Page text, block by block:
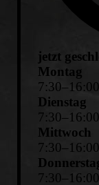
jetzt
Montag
7:30–16:00
Dienstag
7:30–16:00
Mittwoch
7:30–16:00
7:30–16:00